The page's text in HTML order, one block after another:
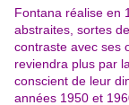
Fontana réalise en
abstraites, sortes
contraste avec ses
reviendra plus par
conscient de leur
années 1950 et